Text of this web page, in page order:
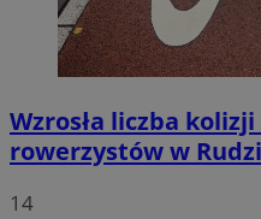
Wzrosła liczba kolizji
rowerzystów w
14